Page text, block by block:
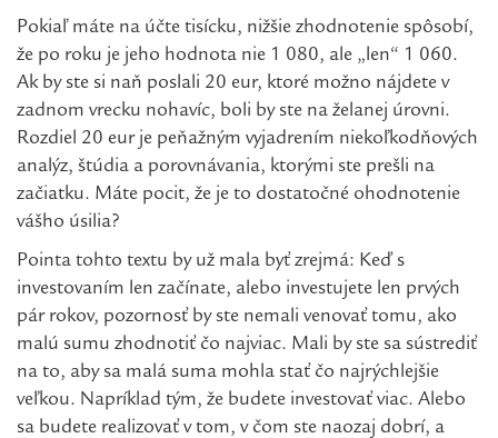
Pokiaľ máte na účte tisícku, nižšie zhodnotenie spôsobí,
že po roku je jeho hodnota nie 1 080, ale „len“ 1 060.
Ak by ste si naň poslali 20 eur, ktoré možno nájdete v
zadnom vrecku nohavíc, boli by ste na želanej úrovni.
Rozdiel 20 eur je peňažným vyjadrením niekoľkodňových
analýz, štúdia a porovnávania, ktorými ste prešli na
začiatku. Máte pocit, že je to dostatočné ohodnotenie
vášho úsilia?
Pointa tohto textu by už mala byť zrejmá: Keď s
investovaním len začínate, alebo investujete len prvých
pár rokov, pozornosť by ste nemali venovať tomu, ako
malú sumu zhodnotiť čo najviac. Mali by ste sa sústrediť
na to, aby sa malá suma mohla stať čo najrýchlejšie
veľkou. Napríklad tým, že budete investovať viac. Alebo
sa budete realizovať v tom, v čom ste naozaj dobrí, a